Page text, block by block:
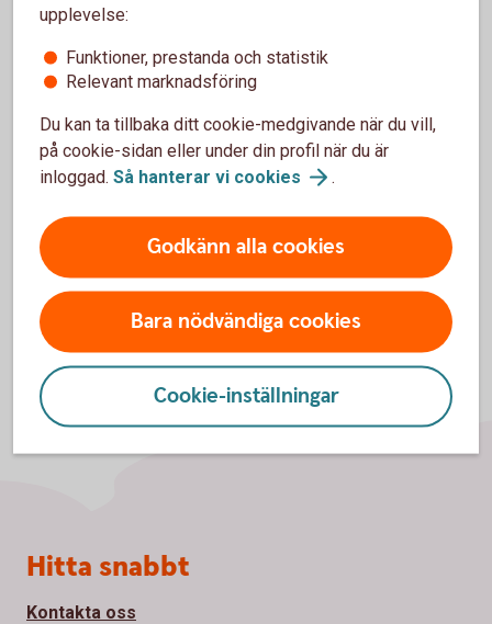
Kan ni utfärda en borgensgaranti till Nordafrika?
Kan ni utfärda garantier lokalt i exempelvis
Indien?
Vad är bäst att använda, Standbyremburs eller
upplevelse:
Funktioner, prestanda och statistik
Relevant marknadsföring
Du kan ta tillbaka ditt cookie-medgivande när du vill,
på cookie-sidan eller under din profil när du är
inloggad. Så hanterar vi cookies .
Godkänn alla cookies
Bara nödvändiga cookies
Cookie-inställningar
Sidfot
Hitta snabbt
Kontakta oss